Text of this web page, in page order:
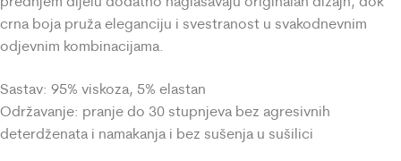
crna boja pruža eleganciju i svestranost u svakodnevnim
odjevnim kombinacijama.
Sastav: 95% viskoza, 5% elastan
Održavanje: pranje do 30 stupnjeva bez agresivnih
deterdženata i namakanja i bez sušenja u sušilici